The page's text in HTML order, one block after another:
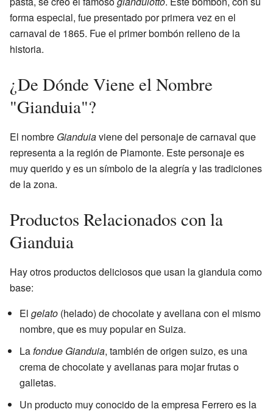
forma especial, fue presentado por primera vez en el
carnaval de 1865. Fue el primer bombón relleno de la
historia.
¿De Dónde Viene el Nombre
"Gianduia"?
El nombre Gianduiaviene del personaje de carnaval que
representa a la región de Piamonte. Este personaje es
muy querido y es un símbolo de la alegría y las tradiciones
de la zona.
Productos Relacionados con la
Gianduia
Hay otros productos deliciosos que usan la gianduia como
base:
El gelato (helado) de chocolate y avellana con el mismo
nombre, que es muy popular en Suiza.
La fondue Gianduia, también de origen suizo, es una
crema de chocolate y avellanas para mojar frutas o
galletas.
Un producto muy conocido de la empresa Ferrero es la